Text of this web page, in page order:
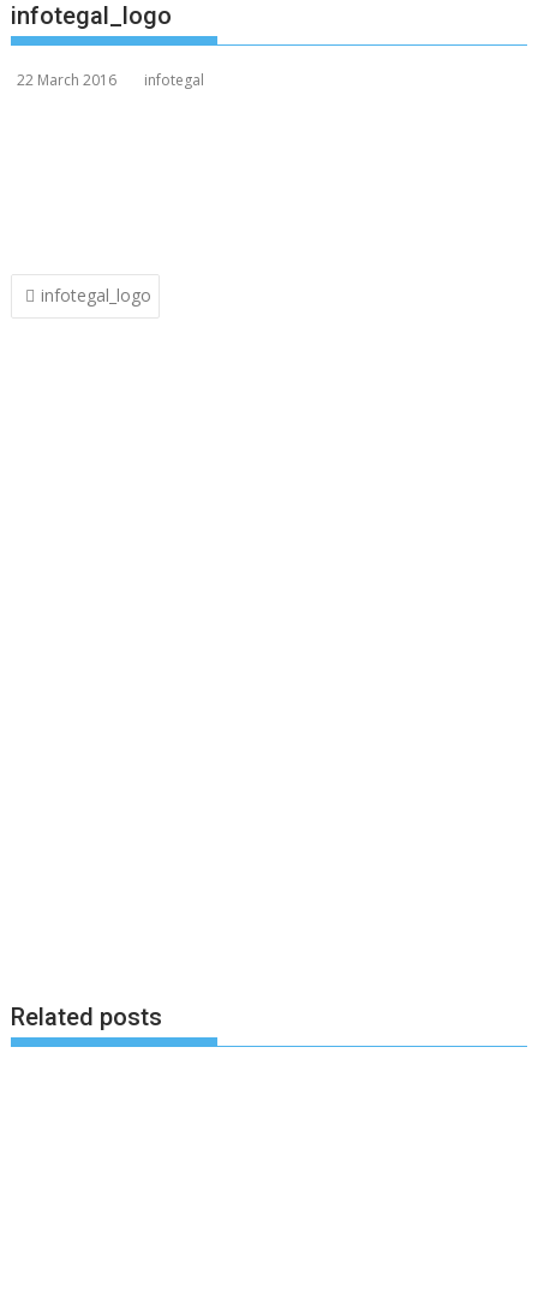
infotegal_logo
22 March 2016 infotegal
Post
navigation
infotegal_logo
Related posts